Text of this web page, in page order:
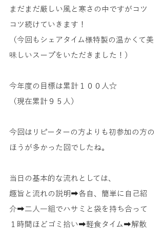
まだまだ厳しい風と寒さの中ですがコツ
コツ続けていきます！
（今回もシェアタイム様特製の温かくて美
味しいスープをいただきました！）
今年度の目標は累計１００人☆
（現在累計９５人）
今回はリピーターの方よりも初参加の方の
ほうが多かった回でしたね。
当日の基本的な流れとしては、
趣旨と流れの説明➡各自、簡単に自己紹
介➡二人一組でハサミと袋を持ち合って
１時間ほどゴミ拾い➡軽食タイム➡解散